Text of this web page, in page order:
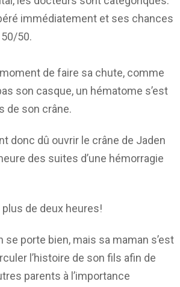
immédiatement et ses chances
50.
moment de faire sa chute, comme
son casque, un hématome s’est
de son crâne.
donc dû ouvrir le crâne de Jaden
des suites d’une hémorragie
plus de deux heures!
se porte bien, mais sa maman s’est
l’histoire de son fils afin de
parents à l’importance